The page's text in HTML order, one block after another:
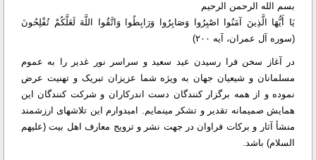
بسم الله الرحمن الرحیم
یَا أَیُّهَا الَّذِینَ آمَنُوا اصْبِرُوا وَصَابِرُوا وَرَابِطُوا وَاتَّقُوا اللَّهَ لَعَلَّکُمْ تُفْلِحُونَ
(سوره آل عمران، آیه ۲۰۰)
در آغاز سخن فرا رسیدن عید سعید و سراسر نور غدیر را به عموم
مسلمانان و شیعیان جهان به ویژه شما عزیزان تبریک و تهنیت عرض
نموده و از همه برگزار کنندگان دست اندرکاران و شرکت کنندگان این
همایش صمیمانه تقدیر و تشکر مینمایم. امیدوارم این تلاشهای ارزشمند
منشأ آثار و برکات فراوان در جهت نشر و ترویج معارف اهل بیت (علیهم
السلام) باشد.